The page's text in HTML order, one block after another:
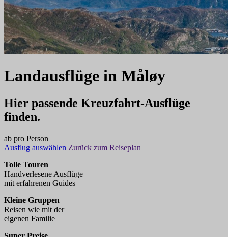
Landausflüge in Måløy
Hier passende Kreuzfahrt-Ausflüge
finden.
ab pro Person
Ausflug auswählen Zurück zum Reiseplan
Tolle Touren
Handverlesene Ausflüge
mit erfahrenen Guides
Kleine Gruppen
Reisen wie mit der
eigenen Familie